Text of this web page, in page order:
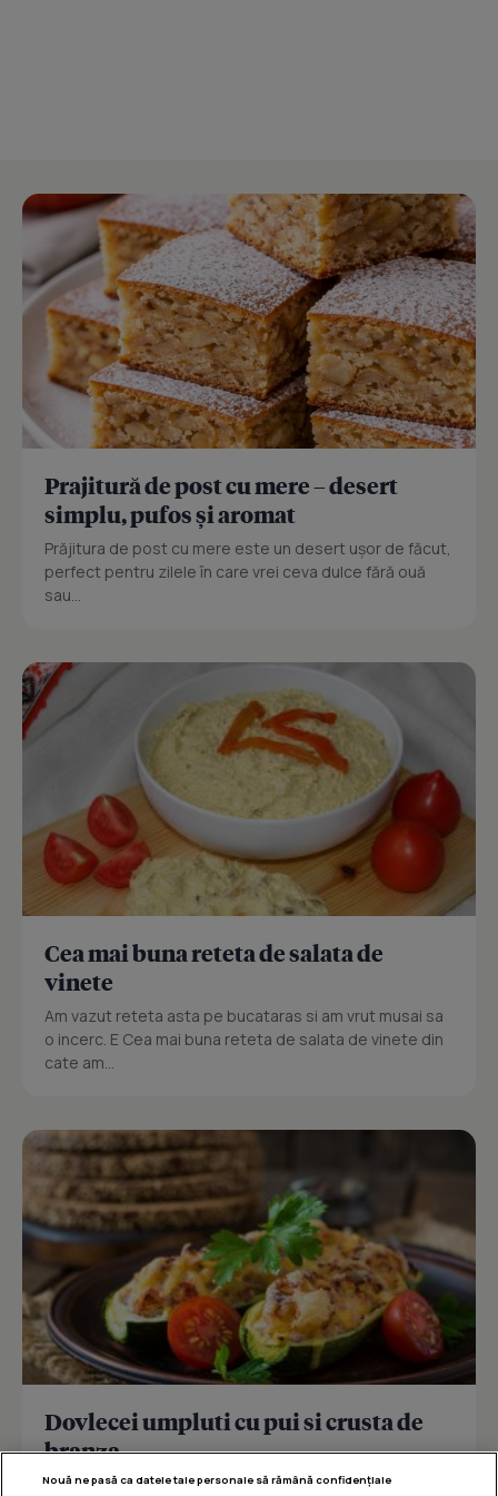
Prajitură de post cu mere – desert
simplu, pufos și aromat
Prăjitura de post cu mere este un desert ușor de făcut,
perfect pentru zilele în care vrei ceva dulce fără ouă
sau...
Cea mai buna reteta de salata de
vinete
Am vazut reteta asta pe bucataras si am vrut musai sa
o incerc. E Cea mai buna reteta de salata de vinete din
cate am...
Dovlecei umpluti cu pui si crusta de
branza
Reteta delicioasa de dovlecei umpluti cu pui si crusta
Nouă ne pasă ca datele tale personale să rămână confidențiale